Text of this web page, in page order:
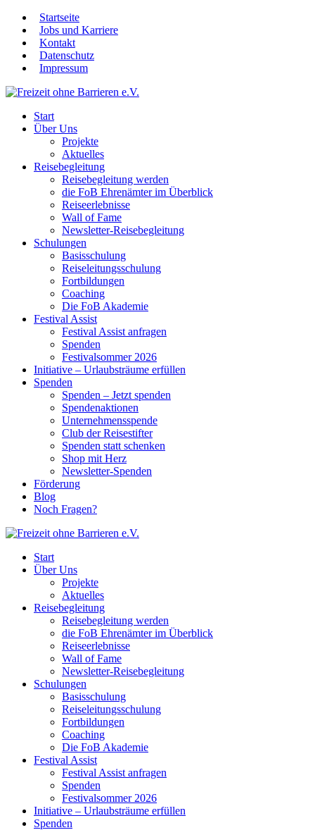
Startseite
Jobs und Karriere
Kontakt
Datenschutz
Impressum
Start
Über Uns
Projekte
Aktuelles
Reisebegleitung
Reisebegleitung werden
die FoB Ehrenämter im Überblick
Reiseerlebnisse
Wall of Fame
Newsletter-Reisebegleitung
Schulungen
Basisschulung
Reiseleitungsschulung
Fortbildungen
Coaching
Die FoB Akademie
Festival Assist
Festival Assist anfragen
Spenden
Festivalsommer 2026
Initiative – Urlaubsträume erfüllen
Spenden
Spenden – Jetzt spenden
Spendenaktionen
Unternehmensspende
Club der Reisestifter
Spenden statt schenken
Shop mit Herz
Newsletter-Spenden
Förderung
Blog
Noch Fragen?
Start
Über Uns
Projekte
Aktuelles
Reisebegleitung
Reisebegleitung werden
die FoB Ehrenämter im Überblick
Reiseerlebnisse
Wall of Fame
Newsletter-Reisebegleitung
Schulungen
Basisschulung
Reiseleitungsschulung
Fortbildungen
Coaching
Die FoB Akademie
Festival Assist
Festival Assist anfragen
Spenden
Festivalsommer 2026
Initiative – Urlaubsträume erfüllen
Spenden